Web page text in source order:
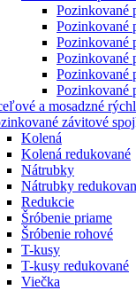
Pozinkované
Pozinkované
Pozinkované
Pozinkované
Pozinkované
Pozinkované
a mosadzné
závitové
Kolená
Kolená redukované
Nátrubky
Nátrubky
Redukcie
Šróbenie priame
Šróbenie rohové
T-kusy
T-kusy redukované
Viečka